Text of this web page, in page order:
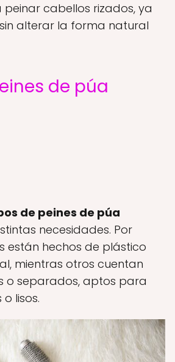
cabellos rizados, ya
alterar la forma natural
de púa
de peines de púa
necesidades. Por
están hechos de plástico
mientras otros cuentan
o separados, aptos para
lisos.